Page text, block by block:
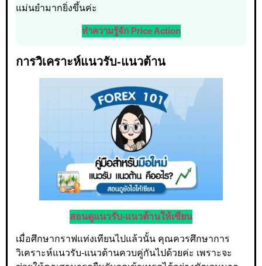
แม่นยำมากยิ่งขึ้นค่ะ
ทำความรู้จัก Price Action
การวิเคราะห์แนวรับ-แนวต้าน
สอนดูแนวรับ-แนวต้านให้เซียน
เมื่อศึกษากราฟแท่งเทียนไปแล้วนั้น คุณควรศึกษาการ
วิเคราะห์แนวรับ-แนวต้านควบคู่กันไปด้วยค่ะ เพราะจะ